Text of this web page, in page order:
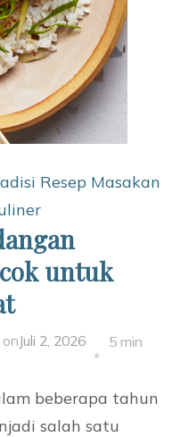
Resep Masakan
untuk
Juli 2, 2026
5 min
beberapa tahun
salah satu